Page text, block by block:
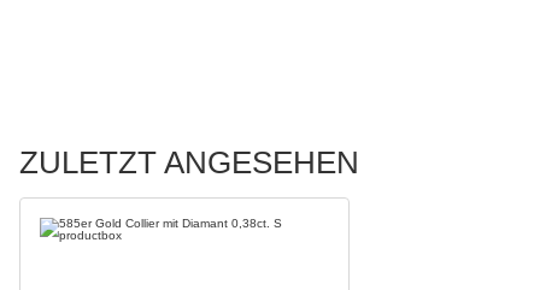
ZULETZT ANGESEHEN